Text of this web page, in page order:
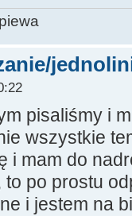
pisaliśmy i
wszystkie
i mam do
po prostu
i jestem na